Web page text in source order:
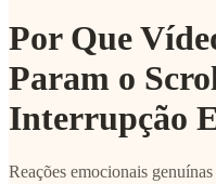
Por Que
Param o
Interrupção
Reações emocionais